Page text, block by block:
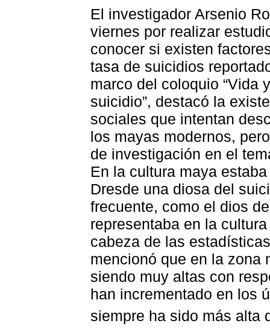
El investigador Arsenio
viernes por realizar
conocer si existen
tasa de suicidios
marco del coloquio “Vida
suicidio”, destacó la
sociales que intentan
los mayas modernos,
de investigación en el
En la cultura maya
Dresde una diosa del
frecuente, como el dios
representaba en la
cabeza de las
mencionó que en la zona
siendo muy altas con
han incrementado en los
siempre ha sido más alta